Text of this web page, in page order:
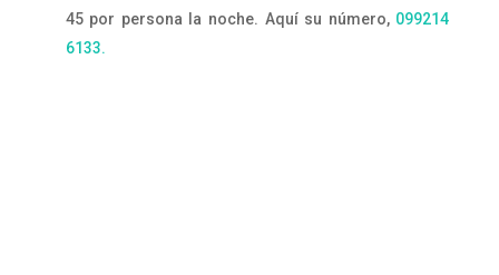
45 por persona la noche. Aquí su número, 099214
6133.